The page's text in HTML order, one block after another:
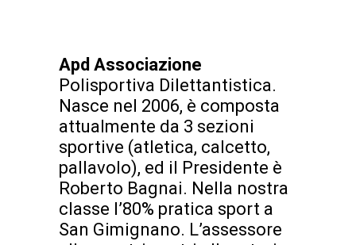
Apd Associazione
Polisportiva Dilettantistica.
Nasce nel 2006, è composta
attualmente da 3 sezioni
sportive (atletica, calcetto,
pallavolo), ed il Presidente è
Roberto Bagnai. Nella nostra
classe l’80% pratica sport a
San Gimignano. L’assessore